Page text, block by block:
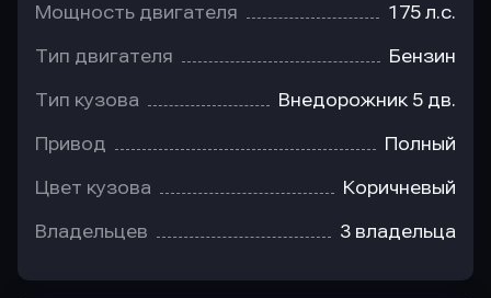
Мощность двигателя 175 л.с.
Тип двигателя Бензин
Тип кузова Внедорожник 5 дв.
Привод Полный
Цвет кузова Коричневый
Владельцев 3 владельца